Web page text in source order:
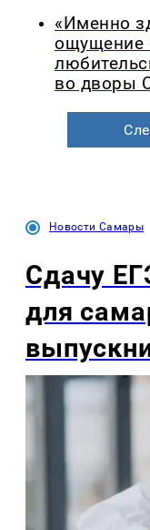
«Именно
ощущение
во дворы
Новости Самары
Сдачу
для